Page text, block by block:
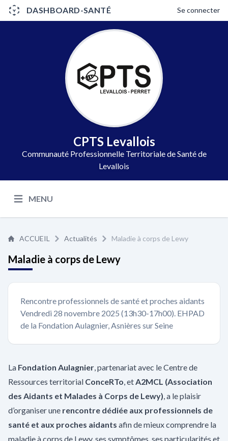
DASHBOARD-SANTÉ Se connecter
CPTS Levallois
Communauté Professionnelle Territoriale de Santé de
Levallois
MENU
ACCUEIL Actualités Maladie à corps de Lewy
Maladie à corps de Lewy
Rencontre professionnels de santé et proches aidants
Vendredi 28 novembre 2025 (13h30-17h00). EHPAD
de la Fondation Aulagnier, Asnières sur Seine
La Fondation Aulagnier, partenariat avec le Centre de
Ressources territorial ConceRTo, etA2MCL (Association
des Aidants et Malades à Corps de Lewy), a le plaisir
d’organiser une rencontre dédiée aux professionnels de
santé et aux proches aidants afin de mieux comprendre la
maladie à corps de Lewy, ses symptômes, ses particularités et